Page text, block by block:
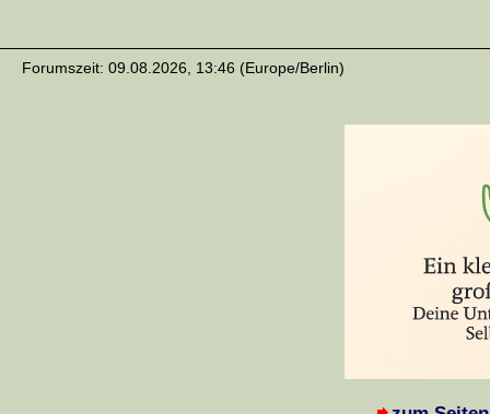
Forumszeit: 09.08.2026, 13:46 (Europe/Berlin)